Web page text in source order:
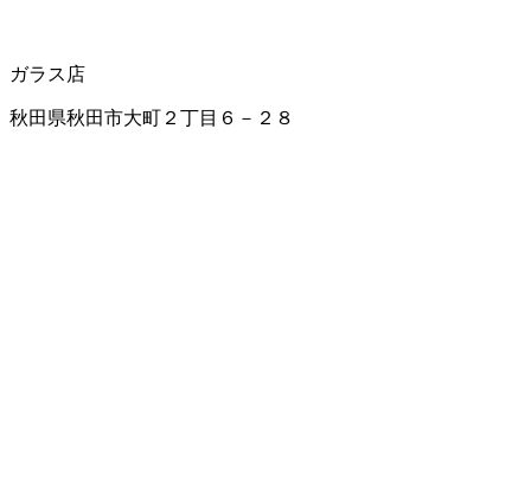
ガラス店
秋田県秋田市大町２丁目６－２８